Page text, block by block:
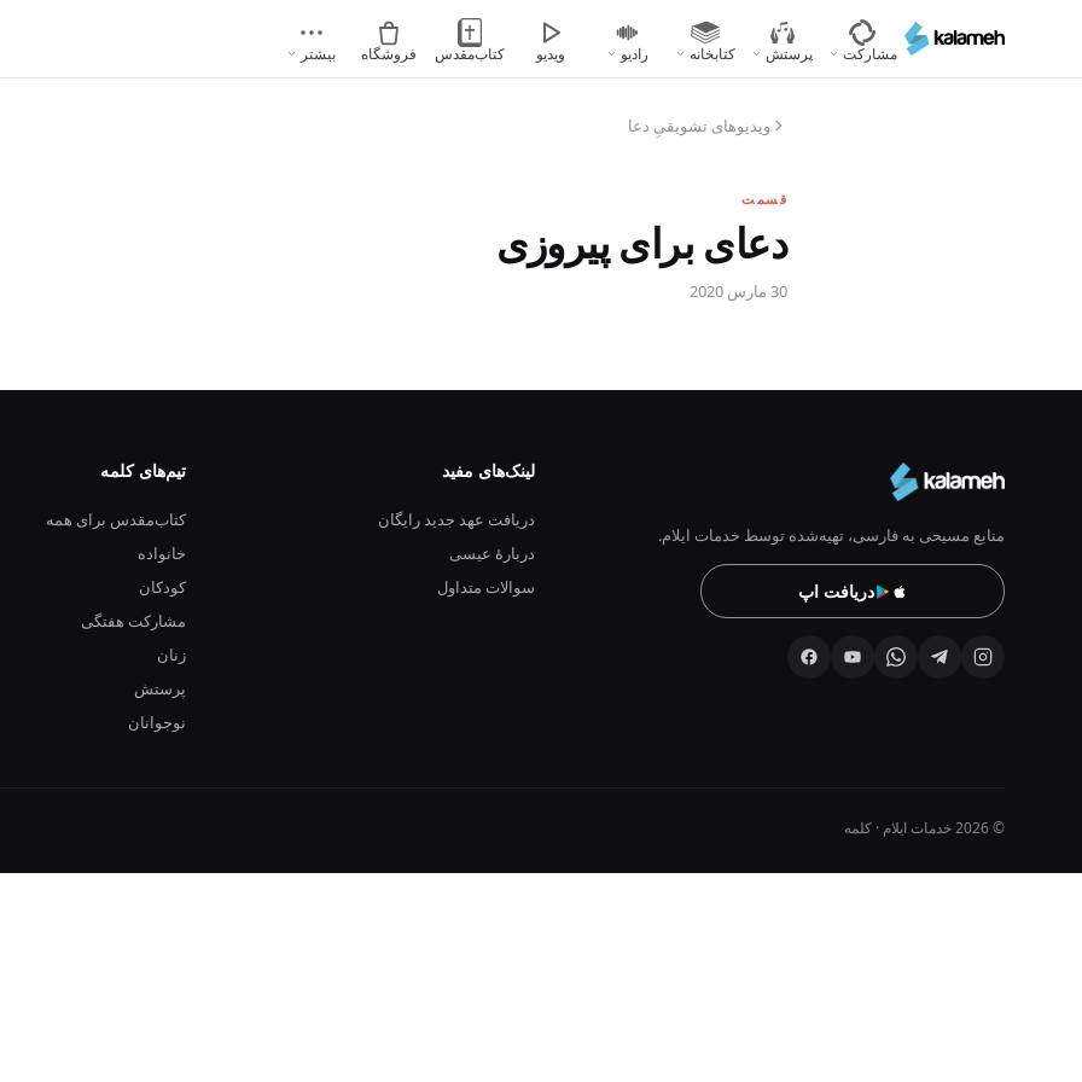
محتوای
مشارکت پرستش کتابخانه رادیو ویدیو کتاب‌مقدس فروشگاه بیشتر
ویدیوهای تشویقیِ دعا
قسمت
دعای برای پیروزی
30 مارس 2020
منابع مسیحی به فارسی، تهیه‌شده توسط خدمات ایلام.
دریافت اپ
لینک‌های مفید
دریافت عهد جدید رایگان
دربارهٔ عیسی
سوالات متداول
تیم‌های کلمه
کتاب‌مقدس برای همه
خانواده
کودکان
مشارکت هفتگی
زنان
پرستش
نوجوانان
© 2026 خدمات ایلام · کلمه